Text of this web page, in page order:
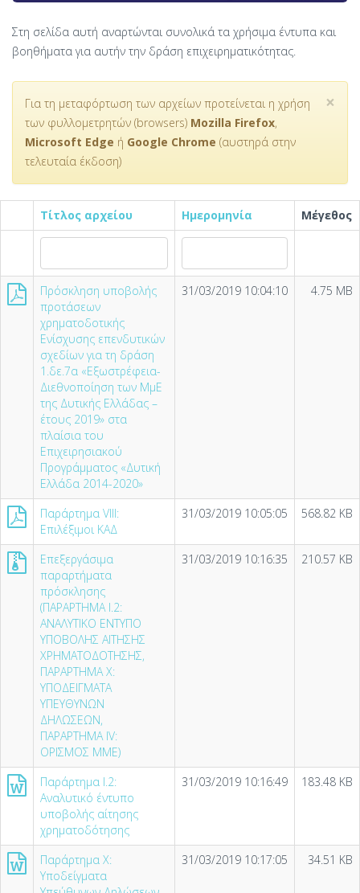
Στη σελίδα αυτή αναρτώνται συνολικά τα χρήσιμα έντυπα και
βοηθήματα για αυτήν την δράση επιχειρηματικότητας.
×
Για τη μεταφόρτωση των αρχείων προτείνεται η χρήση
των φυλλομετρητών (browsers) Mozilla Firefox,
Microsoft Edge ή Google Chrome (αυστηρά στην
τελευταία έκδοση)
Τίτλος αρχείου Ημερομηνία Μέγεθος
Πρόσκληση υποβολής
προτάσεων
χρηματοδοτικής
Ενίσχυσης επενδυτικών
σχεδίων για τη δράση
1.δε.7α «Εξωστρέφεια-
Διεθνοποίηση των ΜμΕ
της Δυτικής Ελλάδας –
έτους 2019» στα
πλαίσια του
Επιχειρησιακού
Προγράμματος «Δυτική
Ελλάδα 2014-2020»
31/03/2019 10:04:10 4.75 MB
Παράρτημα VIII:
Επιλέξιμοι ΚΑΔ
31/03/2019 10:05:05 568.82 KB
Επεξεργάσιμα
παραρτήματα
πρόσκλησης
(ΠΑΡΑΡΤΗΜΑ I.2:
ΑΝΑΛΥΤΙΚΟ ΕΝΤΥΠΟ
ΥΠΟΒΟΛΗΣ ΑΙΤΗΣΗΣ
ΧΡΗΜΑΤΟΔΟΤΗΣΗΣ,
ΠΑΡΑΡΤΗΜΑ X:
ΥΠΟΔΕΙΓΜΑΤΑ
ΥΠΕΥΘΥΝΩΝ
ΔΗΛΩΣΕΩΝ,
ΠΑΡΑΡΤΗΜΑ ΙV:
ΟΡΙΣΜΟΣ ΜΜΕ)
31/03/2019 10:16:35 210.57 KB
Παράρτημα I.2:
Αναλυτικό έντυπο
υποβολής αίτησης
χρηματοδότησης
31/03/2019 10:16:49 183.48 KB
Παράρτημα X:
Υποδείγματα
31/03/2019 10:17:05 34.51 KB